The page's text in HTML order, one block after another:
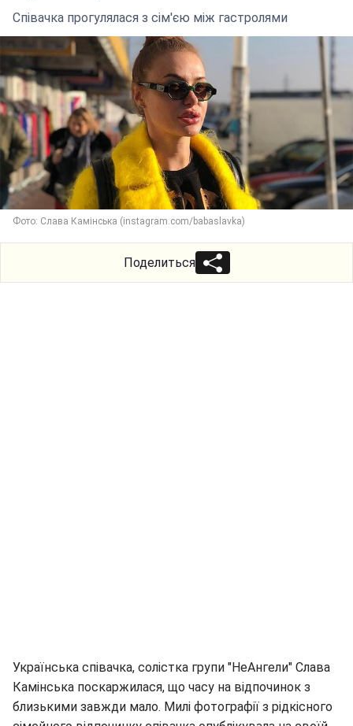
Співачка прогулялася з сім'єю між гастролями
Фото: Слава Камінська (instagram.com/babaslavka)
Поделиться
Українська співачка, солістка групи "НеАнгели" Слава
Камінська поскаржилася, що часу на відпочинок з
близькими завжди мало. Милі фотографії з рідкісного